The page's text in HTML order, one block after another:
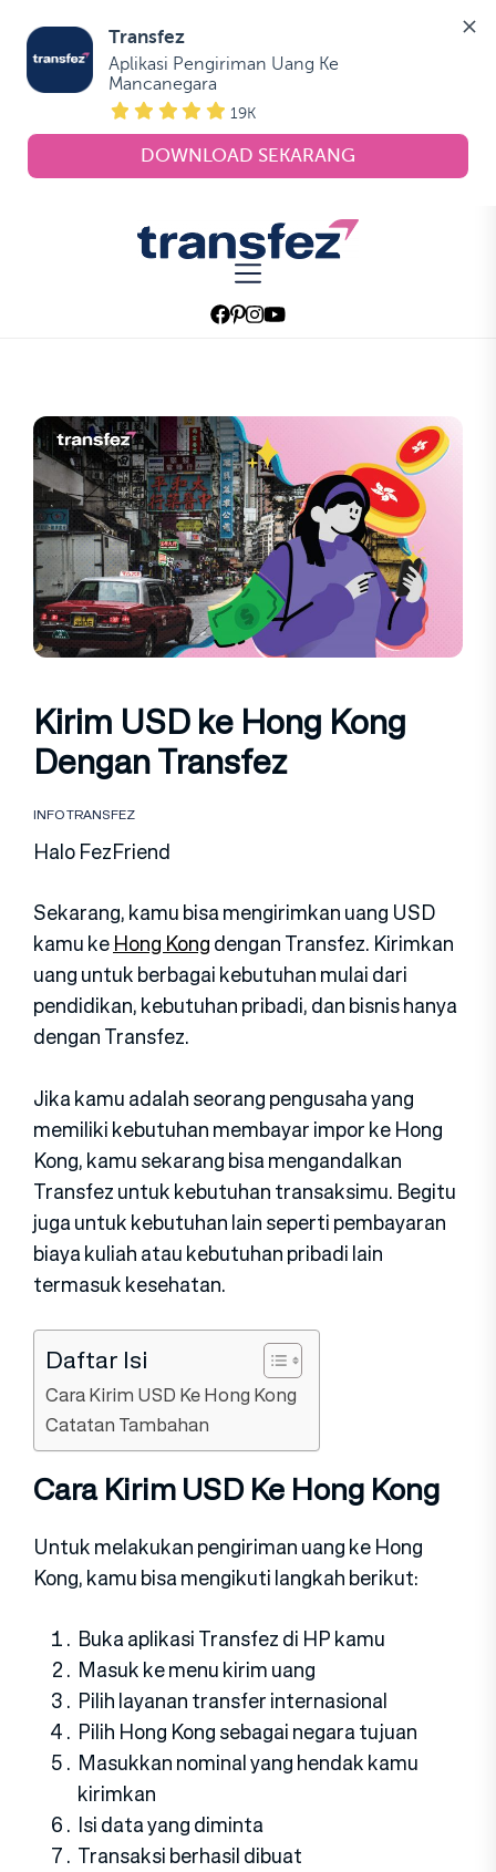
Transfez
Aplikasi Pengiriman Uang Ke
Mancanegara
19K
DOWNLOAD SEKARANG
Transfez
Kirim USD ke Hong Kong
Dengan Transfez
INFO TRANSFEZ
Halo FezFriend
Sekarang, kamu bisa mengirimkan uang USD
kamu keHong Kongdengan Transfez. Kirimkan
uang untuk berbagai kebutuhan mulai dari
pendidikan, kebutuhan pribadi, dan bisnis hanya
dengan Transfez.
Jika kamu adalah seorang pengusaha yang
memiliki kebutuhan membayar impor ke Hong
Kong, kamu sekarang bisa mengandalkan
Transfez untuk kebutuhan transaksimu. Begitu
juga untuk kebutuhan lain seperti pembayaran
biaya kuliah atau kebutuhan pribadi lain
termasuk kesehatan.
Daftar Isi
Cara Kirim USD Ke Hong Kong
Catatan Tambahan
Cara Kirim USD Ke Hong Kong
Untuk melakukan pengiriman uang ke Hong
Kong, kamu bisa mengikuti langkah berikut:
Buka aplikasi Transfez di HP kamu
Masuk ke menu kirim uang
Pilih layanan transfer internasional
Pilih Hong Kong sebagai negara tujuan
Masukkan nominal yang hendak kamu
kirimkan
Isi data yang diminta
Transaksi berhasil dibuat